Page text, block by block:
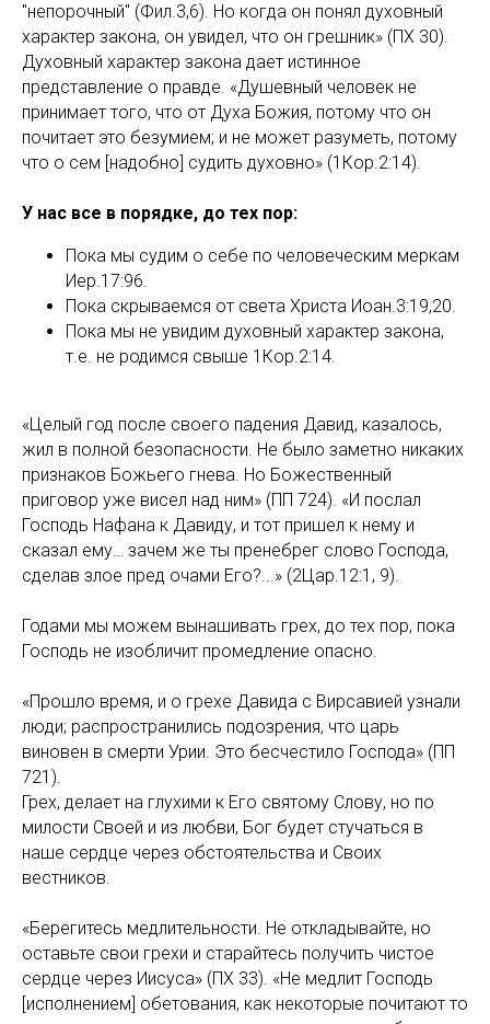
"непорочный" (Фил.3,6). Но когда он понял духовный
характер закона, он увидел, что он грешник» (ПХ 30).
Духовный характер закона дает истинное
представление о правде. «Душевный человек не
принимает того, что от Духа Божия, потому что он
почитает это безумием; и не может разуметь, потому
что о сем [надобно] судить духовно» (1Кор.2:14).
У нас все в порядке, до тех пор:
Пока мы судим о себе по человеческим меркам
Иер.17:96.
Пока скрываемся от света Христа Иоан.3:19,20.
Пока мы не увидим духовный характер закона,
т.е. не родимся свыше 1Кор.2:14.
«Целый год после своего падения Давид, казалось,
жил в полной безопасности. Не было заметно никаких
признаков Божьего гнева. Но Божественный
приговор уже висел над ним» (ПП 724). «И послал
Господь Нафана к Давиду, и тот пришел к нему и
сказал ему… зачем же ты пренебрег слово Господа,
сделав злое пред очами Его?...» (2Цар.12:1, 9).
Годами мы можем вынашивать грех, до тех пор, пока
Господь не изобличит промедление опасно.
«Прошло время, и о грехе Давида с Вирсавией узнали
люди; распространились подозрения, что царь
виновен в смерти Урии. Это бесчестило Господа» (ПП
721).
Грех, делает на глухими к Его святому Слову, но по
милости Своей и из любви, Бог будет стучаться в
наше сердце через обстоятельства и Своих
вестников.
«Берегитесь медлительности. Не откладывайте, но
оставьте свои грехи и старайтесь получить чистое
сердце через Иисуса» (ПХ 33). «Не медлит Господь
[исполнением] обетования, как некоторые почитают то